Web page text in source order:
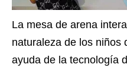
La mesa de arena
naturaleza de los niños
ayuda de la tecnología